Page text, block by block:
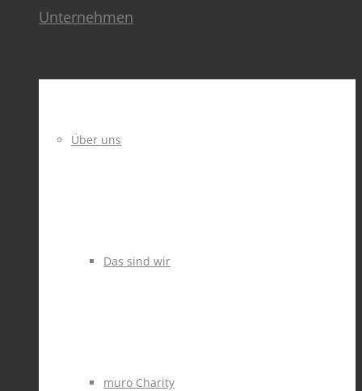
Unternehmen
Über uns
Das sind wir
muro Charity